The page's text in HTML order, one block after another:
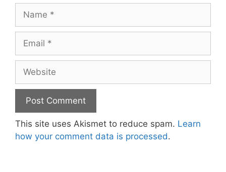
Name
Email
Website
This site uses Akismet to reduce spam. Learn
how your comment data is processed.